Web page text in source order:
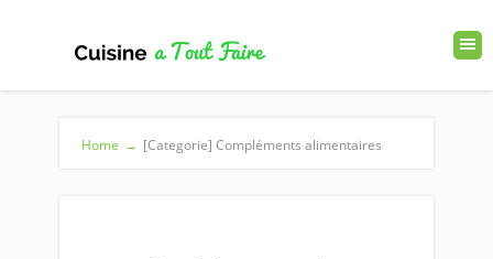
Home → [Categorie] Compléments alimentaires